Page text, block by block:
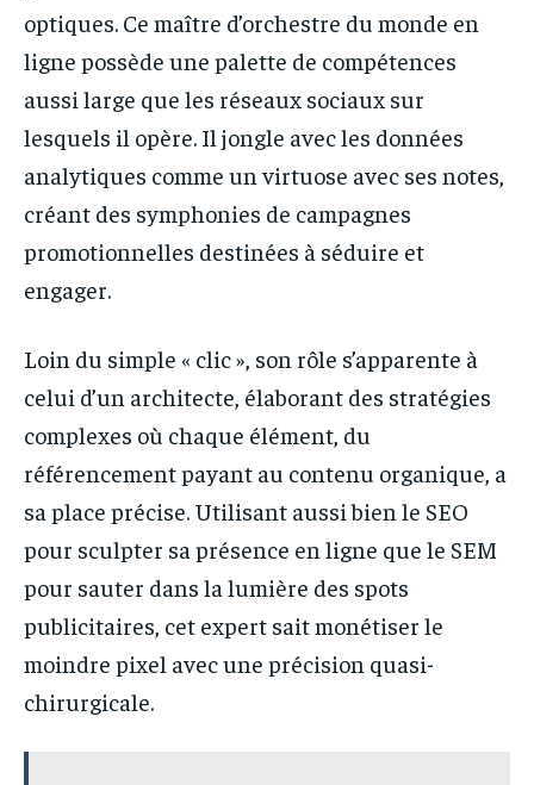
optiques. Ce maître d’orchestre du monde en
ligne possède une palette de compétences
aussi large que les réseaux sociaux sur
lesquels il opère. Il jongle avec les données
analytiques comme un virtuose avec ses notes,
créant des symphonies de campagnes
promotionnelles destinées à séduire et
engager.
Loin du simple « clic », son rôle s’apparente à
celui d’un architecte, élaborant des stratégies
complexes où chaque élément, du
référencement payant au contenu organique, a
sa place précise. Utilisant aussi bien le SEO
pour sculpter sa présence en ligne que le SEM
pour sauter dans la lumière des spots
publicitaires, cet expert sait monétiser le
moindre pixel avec une précision quasi-
chirurgicale.